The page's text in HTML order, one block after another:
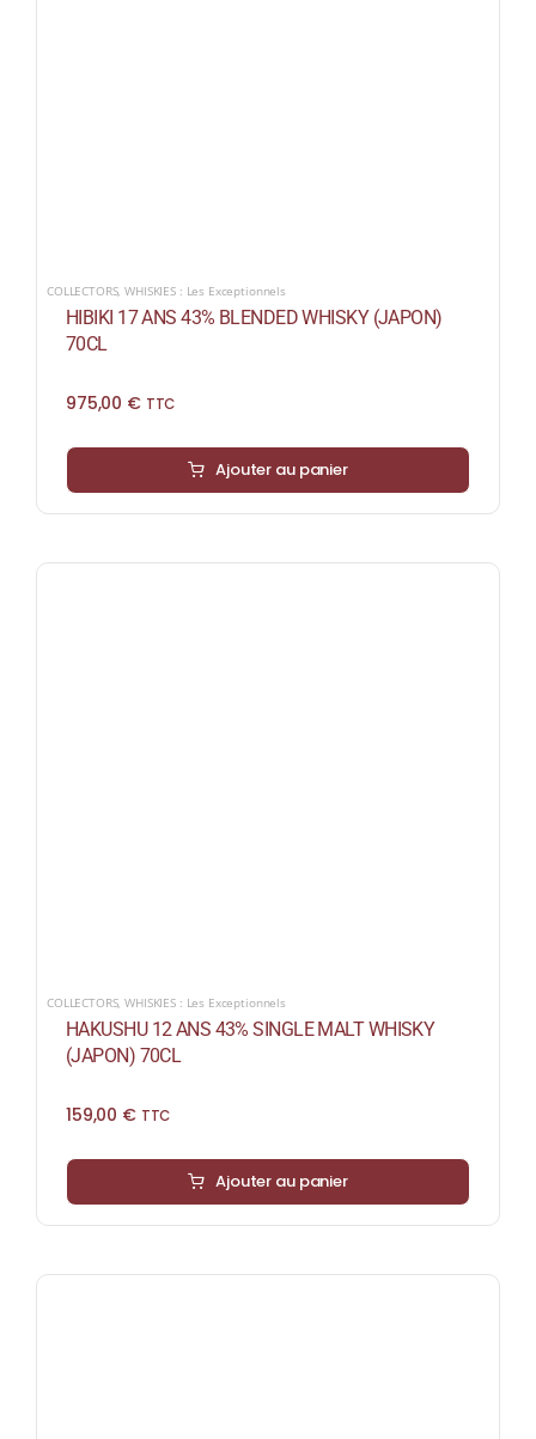
COLLECTORS,WHISKIES : Les Exceptionnels
HIBIKI 17 ANS 43% BLENDED WHISKY (JAPON)
70CL
975,00 € TTC
Ajouter au panier
COLLECTORS,WHISKIES : Les Exceptionnels
HAKUSHU 12 ANS 43% SINGLE MALT WHISKY
(JAPON) 70CL
159,00 € TTC
Ajouter au panier